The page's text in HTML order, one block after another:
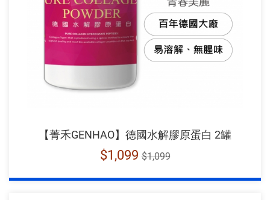
【菁禾GENHAO】德國水解膠原蛋白 2罐
$1,099 $1,099